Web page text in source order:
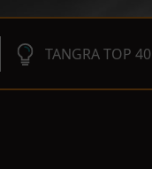
TANGRA TOP 40